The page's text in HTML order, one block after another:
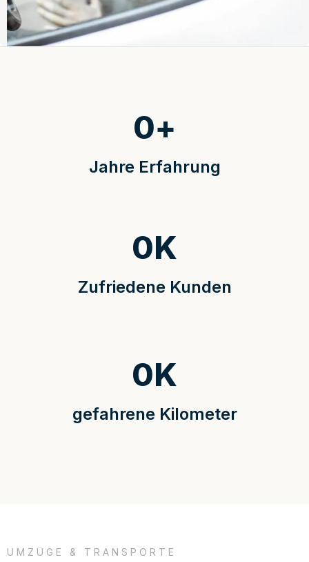
Jahre Erfahrung
0+
Zufriedene Kunden
0K
gefahrene Kilometer
0K
UMZÜGE & TRANSPORTE